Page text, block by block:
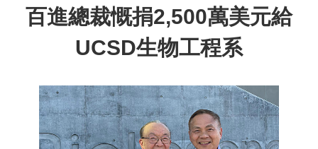
百進總裁慨捐2,500萬美元給
UCSD生物工程系